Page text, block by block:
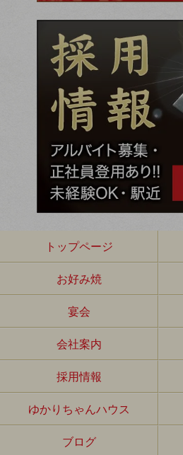
トップページ
お好み焼
宴会
会社案内
採用情報
ゆかりちゃんハウス
ブログ